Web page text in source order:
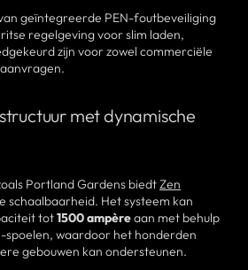
geïntegreerde PEN-foutbeveiliging
regelgeving voor slim laden,
zijn voor zowel commerciële
met dynamische
Portland Gardens biedtZen
schaalbaarheid. Het systeem kan
tot1500 ampèreaan met behulp
spoelen, waardoor het honderden
gebouwen kan ondersteunen.